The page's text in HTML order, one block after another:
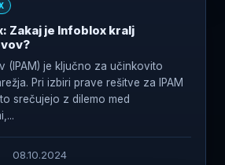
Zakaj je Infoblox kralj
(IPAM) je ključno za učinkovito
Pri izbiri prave rešitve za IPAM
srečujejo z dilemo med
08.10.2024